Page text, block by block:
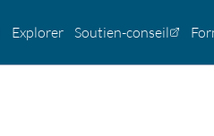
Explorer Soutien-conseil